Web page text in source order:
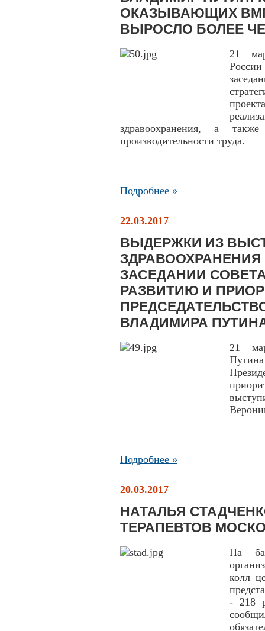
ОКАЗЫВАЮЩИХ
ВЫРОСЛО БОЛЕЕ
21
здравоохранения, а
производительности труда.
Подробнее »
22.03.2017
ВЫДЕРЖКИ ИЗ
ЗАСЕДАНИИ
РАЗВИТИЮ И
ВЛАДИМИРА
21
Путина
Подробнее »
20.03.2017
НАТАЛЬЯ
ТЕРАПЕВТОВ
На
- 218